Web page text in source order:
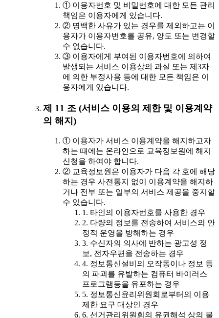
① 이용자번호 및 비밀번호에 대한 모든 관리
책임은 이용자에게 있습니다.
② 명백한 사유가 있는 경우를 제외하고는 이
용자가 이용자번호를 공유, 양도 또는 변경할
수 없습니다.
③ 이용자에게 부여된 이용자번호에 의하여
발생되는 서비스 이용상의 과실 또는 제3자
에 의한 부정사용 등에 대한 모든 책임은 이
용자에게 있습니다.
제 11 조 (서비스 이용의 제한 및 이용계약
의 해지)
① 이용자가 서비스 이용계약을 해지하고자
하는 때에는 온라인으로 교육정보원에 해지
신청을 하여야 합니다.
② 교육정보원은 이용자가 다음 각 호에 해당
하는 경우 사전통지 없이 이용계약을 해지하
거나 전부 또는 일부의 서비스 제공을 중지할
수 있습니다.
1. 타인의 이용자번호를 사용한 경우
2. 다량의 정보를 전송하여 서비스의 안
정적 운영을 방해하는 경우
3. 수신자의 의사에 반하는 광고성 정
보, 전자우편을 전송하는 경우
4. 정보통신설비의 오작동이나 정보 등
의 파괴를 유발하는 컴퓨터 바이러스
프로그램등을 유포하는 경우
5. 정보통신윤리위원회로부터의 이용
제한 요구 대상인 경우
6. 선거관리위원회의 유권해석 상의 불